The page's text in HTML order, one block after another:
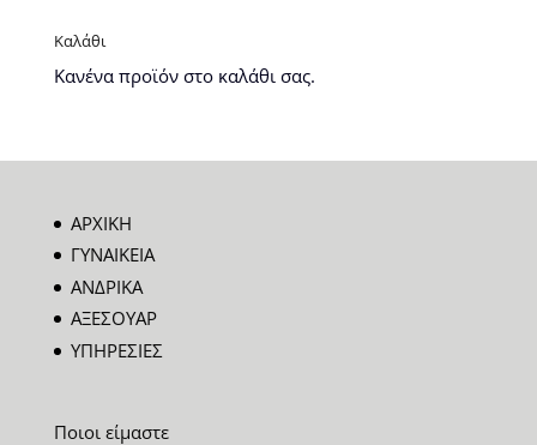
Καλάθι
Κανένα προϊόν στο καλάθι σας.
ΑΡΧΙΚΗ
ΓΥΝΑΙΚΕΙΑ
ΑΝΔΡΙΚΑ
ΑΞΕΣΟΥΑΡ
ΥΠΗΡΕΣΙΕΣ
Ποιοι είμαστε